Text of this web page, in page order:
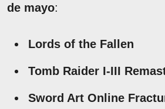
de mayo:
Lords of the Fallen
Tomb Raider I-III
Sword Art Online